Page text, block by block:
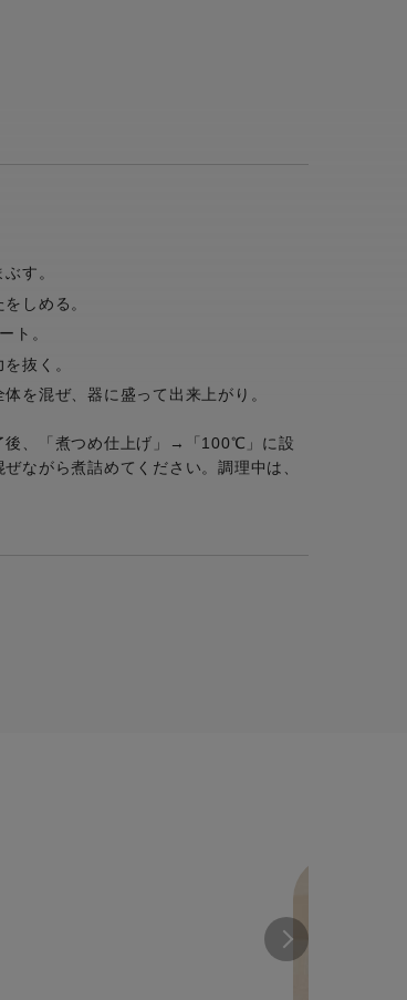
す。
しめる。
ト。
抜く。
を混ぜ、器に盛って出来上がり。
後、「煮つめ仕上げ」→「100℃」に設
ながら煮詰めてください。調理中は、